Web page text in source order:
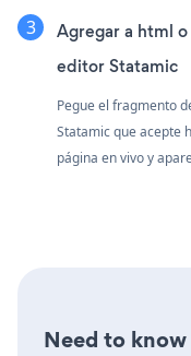
Agregar a html
editor Statamic
Pegue el fragmento
Statamic que acepte
página en vivo y
Need to